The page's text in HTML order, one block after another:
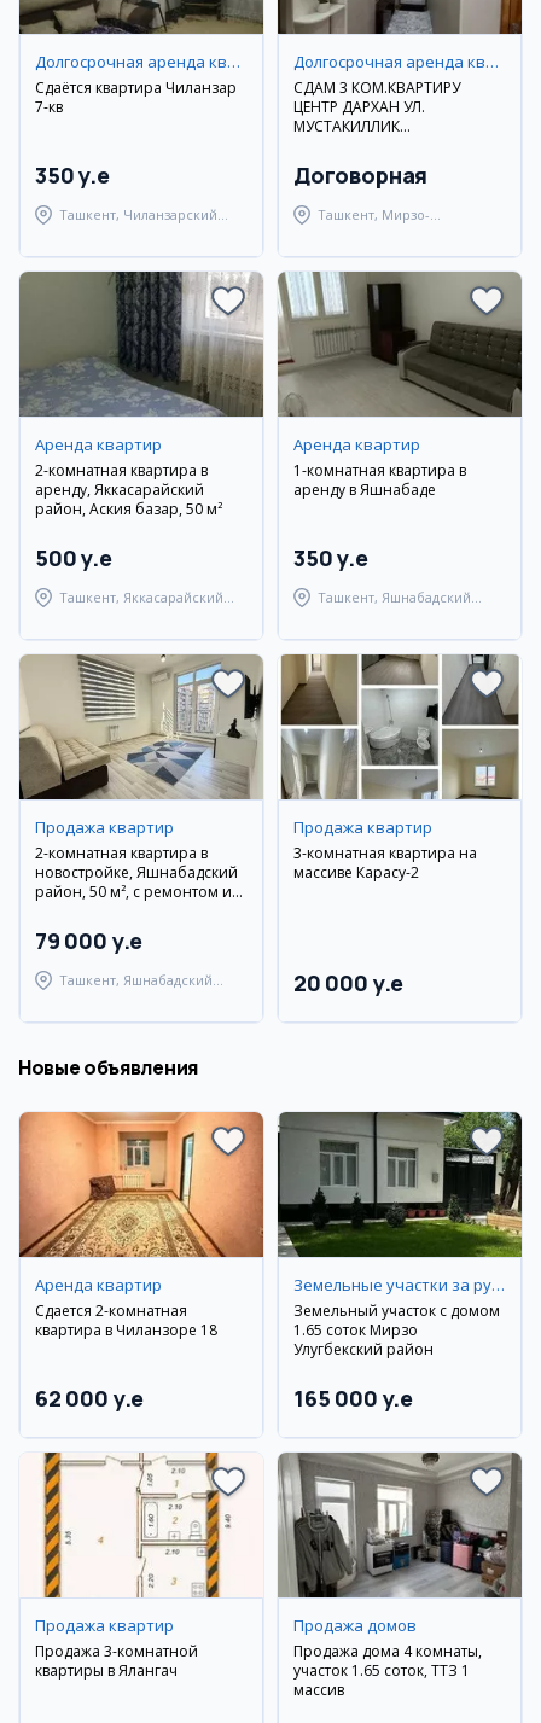
Долгосрочная аренда квартир
Сдаётся квартира Чиланзар
7-кв
350 y.e
Ташкент, Чиланзарский
Долгосрочная аренда квартир
СДАМ 3 КОМ.КВАРТИРУ
ЦЕНТР ДАРХАН УЛ.
МУСТАКИЛЛИК
Договорная
Ташкент, Мирзо-
Аренда квартир
2-комнатная квартира в
аренду, Яккасарайский
район, Аския базар, 50 м²
500 y.e
Ташкент, Яккасарайский
Аренда квартир
1-комнатная квартира в
аренду в Яшнабаде
350 y.e
Ташкент, Яшнабадский
Продажа квартир
2-комнатная квартира в
новостройке, Яшнабадский
район, 50 м², с ремонтом и
79 000 y.e
Ташкент, Яшнабадский
Продажа квартир
3-комнатная квартира на
массиве Карасу-2
20 000 y.e
Новые объявления
Аренда квартир
Сдается 2-комнатная
квартира в Чиланзоре 18
62 000 y.e
Земельные участки за рубежом
Земельный участок с домом
1.65 соток Мирзо
Улугбекский район
165 000 y.e
Продажа квартир
Продажа 3-комнатной
квартиры в Ялангач
Продажа домов
Продажа дома 4 комнаты,
участок 1.65 соток, ТТЗ 1
массив